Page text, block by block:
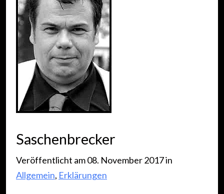
Saschenbrecker
Veröffentlicht am 08. November 2017 in
Allgemein, Erklärungen